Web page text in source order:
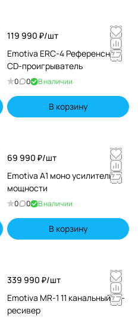
119 990 ₽/шт
Emotiva ERC-4 Референсный
CD-проигрыватель
0 0 В наличии
В корзину
69 990 ₽/шт
Emotiva A1 моно усилитель
мощности
0 0 В наличии
В корзину
339 990 ₽/шт
Emotiva MR-1 11 канальный AV-
ресивер